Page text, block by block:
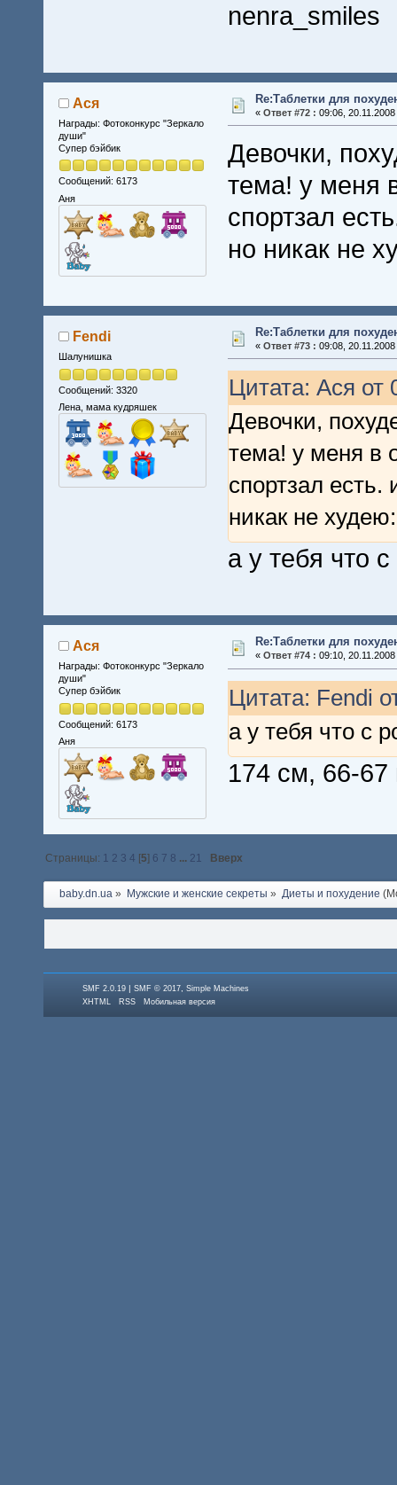
nenra_smiles
Ася
Награды: Фотоконкурс "Зеркало
души"
Супер бэйбик
Сообщений: 6173
Аня
Re:Таблетки для
« Ответ #72 : 09:06, 20.11.2008
Девочки,
тема! у меня
спортзал
но никак не
Fendi
Шалунишка
Сообщений: 3320
Лена, мама кудряшек
Re:Таблетки для
« Ответ #73 : 09:08, 20.11.2008
Цитата: Ася от
Девочки,
тема! у меня в
спортзал есть.
никак не
а у тебя что
Ася
Награды: Фотоконкурс "Зеркало
души"
Супер бэйбик
Сообщений: 6173
Аня
Re:Таблетки для
« Ответ #74 : 09:10, 20.11.2008
Цитата: Fendi
а у тебя что с
174 см, 66-67
Страницы: 1 2 3 4 [5] 6 7 8 ... 21 Вверх
baby.dn.ua» Мужские и женские секреты » Диеты и похудение
SMF 2.0.19 |SMF © 2017,Simple Machines
XHTML
RSS Мобильная версия